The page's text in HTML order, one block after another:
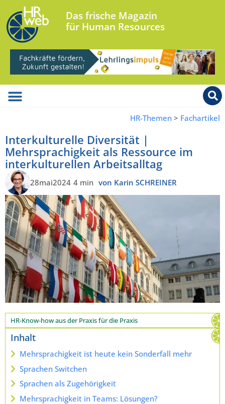
Das frische Magazin
für Human Resources
HR-Themen > Fachartikel
Interkulturelle Diversität |
Mehrsprachigkeit als Ressource im
interkulturellen Arbeitsalltag
28mai2024 4 min von Karin SCHREINER
HR-Know-how aus der Praxis für die Praxis
Inhalt
Mehrsprachigkeit ist heute kein Sonderfall mehr
Sprachen Switchen
Sprachen als Zugehörigkeit
Mehrsprachigkeit in Teams: Lösungen?